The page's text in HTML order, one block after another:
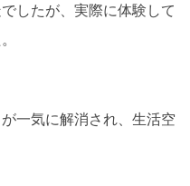
したが、実際に体験して
一気に解消され、生活空